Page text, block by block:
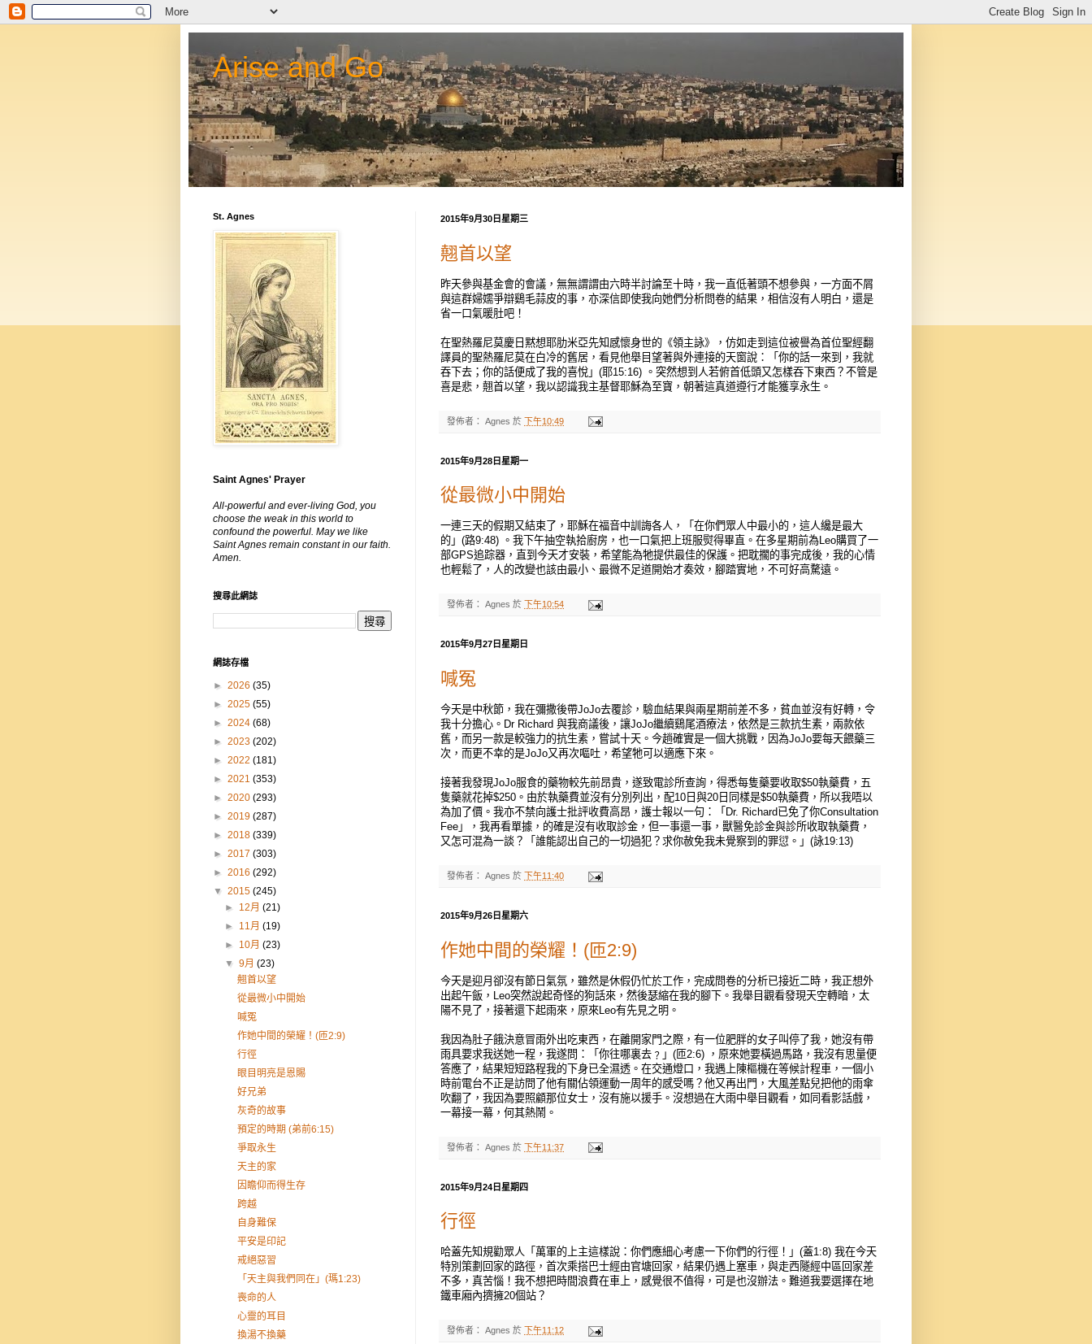
Arise and Go
2015年9月30日星期三
翹首以望
昨天參與基金會的會議，無無謂謂由六時半討論至十時，我一直低著頭不想參與，一方面不屑
與這群婦嬬爭辯鷄毛蒜皮的事，亦深信即使我向她們分析問卷的結果，相信沒有人明白，還是
省一口氣暖肚吧！
在聖熱羅尼莫慶日黙想耶肋米亞先知感懷身世的《領主詠》，仿如走到這位被譽為首位聖經翻
譯員的聖熱羅尼莫在白冷的舊居，看見他舉目望著與外連接的天窗說：「你的話一來到，我就
吞下去；你的話便成了我的喜悅」(耶15:16) 。突然想到人若俯首低頭又怎樣吞下東西？不管是
喜是悲，翹首以望，我以認識我主基督耶穌為至寶，朝著這真道遵行才能獲享永生。
發佈者： Agnes 於 下午10:49
2015年9月28日星期一
從最微小中開始
一連三天的假期又結束了，耶穌在福音中訓誨各人，「在你們眾人中最小的，這人纔是最大
的」(路9:48) 。我下午抽空執拾廚房，也一口氣把上班服熨得畢直。在多星期前為Leo購買了一
部GPS追踪器，直到今天才安裝，希望能為牠提供最佳的保護。把耽擱的事完成後，我的心情
也輕鬆了，人的改變也該由最小、最微不足道開始才奏效，腳踏實地，不可好高騖遠。
發佈者： Agnes 於 下午10:54
2015年9月27日星期日
喊冤
今天是中秋節，我在彌撒後帶JoJo去覆診，驗血結果與兩星期前差不多，貧血並沒有好轉，令
我十分擔心。Dr Richard 與我商議後，讓JoJo繼續鷄尾酒療法，依然是三款抗生素，兩款依
舊，而另一款是較強力的抗生素，嘗試十天。今趟確實是一個大挑戰，因為JoJo要每天餵藥三
次，而更不幸的是JoJo又再次嘔吐，希望牠可以適應下來。
接著我發現JoJo服食的藥物較先前昂貴，遂致電診所查詢，得悉每隻藥要收取$50執藥費，五
隻藥就花掉$250。由於執藥費並沒有分別列出，配10日與20日同樣是$50執藥費，所以我唔以
為加了價。我亦不禁向護士批評收費高昂，護士報以一句：「Dr. Richard已免了你Consultation
Fee」，我再看單據，的確是沒有收取診金，但一事還一事，獸醫免診金與診所收取執藥費，
又怎可混為一談？「誰能認出自己的一切過犯？求你赦免我未覺察到的罪愆。」(詠19:13)
發佈者： Agnes 於 下午11:40
2015年9月26日星期六
作她中間的榮耀！(匝2:9)
今天是迎月卻沒有節日氣氛，雖然是休假仍忙於工作，完成問卷的分析已接近二時，我正想外
出起午飯，Leo突然說起奇怪的狗話來，然後瑟縮在我的腳下。我舉目觀看發現天空轉暗，太
陽不見了，接著還下起雨來，原來Leo有先見之明。
我因為肚子餓決意冒雨外出吃東西，在離開家門之際，有一位肥胖的女子叫停了我，她沒有帶
雨具要求我送她一程，我遂問：「你往哪裏去﹖」(匝2:6) ，原來她要橫過馬路，我沒有思量便
答應了，結果短短路程我的下身已全濕透。在交通燈口，我遇上陳樞機在等候計程車，一個小
時前電台不正是訪問了他有關佔領運動一周年的感受嗎？他又再出門，大風差點兒把他的雨傘
吹翻了，我因為要照顧那位女士，沒有施以援手。沒想過在大雨中舉目觀看，如同看影話戲，
一幕接一幕，何其熱鬧。
發佈者： Agnes 於 下午11:37
2015年9月24日星期四
行徑
哈蓋先知規勸眾人「萬軍的上主這樣說：你們應細心考慮一下你們的行徑！」(蓋1:8) 我在今天
特別策劃回家的路徑，首次乘搭巴士經由官塘回家，結果仍遇上塞車，與走西隧經中區回家差
不多，真苦惱！我不想把時間浪費在車上，感覺很不值得，可是也沒辦法。難道我要選擇在地
鐵車廂內擠擁20個站？
發佈者： Agnes 於 下午11:12
St. Agnes
Saint Agnes' Prayer
All-powerful and ever-living God, you
choose the weak in this world to
confound the powerful. May we like
Saint Agnes remain constant in our faith.
Amen.
搜尋此網誌
網誌存檔
► 2026 (35)
► 2025 (55)
► 2024 (68)
► 2023 (202)
► 2022 (181)
► 2021 (353)
► 2020 (293)
► 2019 (287)
► 2018 (339)
► 2017 (303)
► 2016 (292)
▼ 2015 (245)
► 12月(21)
► 11月(19)
► 10月(23)
▼9月(23)
翹首以望
從最微小中開始
喊冤
作她中間的榮耀！(匝2:9)
行徑
眼目明亮是恩賜
好兄弟
灰奇的故事
預定的時期 (弟前6:15)
爭取永生
天主的家
因瞻仰而得生存
跨越
自身難保
平安是印記
戒絕惡習
「天主與我們同在」(瑪1:23)
喪命的人
心靈的耳目
換湯不換藥